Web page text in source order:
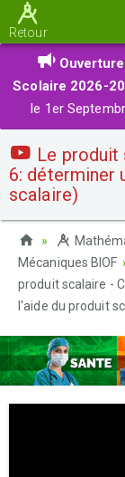
Retour
Scolaire 2026-
le 1er
Le produit
6: déterminer
scalaire)
Mécaniques BIOF
produit scalaire -
l'aide du produit